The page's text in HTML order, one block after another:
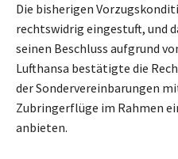
Die bisherigen
rechtswidrig eingestuft, und
seinen Beschluss aufgrund
Lufthansa bestätigte die
der Sondervereinbarungen
Zubringerflüge im Rahmen
anbieten.